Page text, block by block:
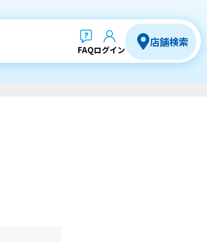
FAQログイン
店舗検索